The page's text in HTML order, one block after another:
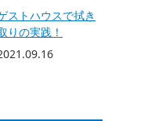
ストハウスで拭き
りの実践！